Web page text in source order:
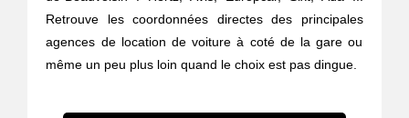
Retrouve les coordonnées directes des principales
agences de location de voiture à coté de la gare ou
même un peu plus loin quand le choix est pas dingue.